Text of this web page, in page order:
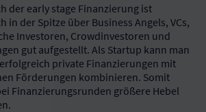
der early stage Finanzierung ist
in der Spitze über Business Angels, VCs,
Investoren, Crowdinvestoren und
gut aufgestellt. Als Startup kann man
private Finanzierungen mit
Förderungen kombinieren. Somit
Finanzierungsrunden größere Hebel